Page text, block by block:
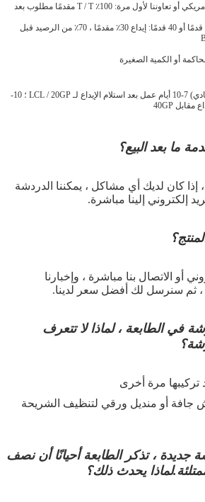
الكمية أقل من 5000 دولار أمريكي أو تعاوننا لأول مرة: 100٪ T / T مقدمًا مطلوب بعد
وصلت الكمية إلى حاوية 20 قدمًا أو 40 قدمًا: إيداع 30٪ مقدمًا ، 70٪ من الرصيد قبل
أو الكمية الصغيرة
وقت التسليم: (للنموذج العادي) 7-10 أيام عمل بعد استلام الإيداع لـ LCL / 20GP ؛ 10-
إذا كان لديك أي مشاكل ، يمكننا الدردشة
إلكتروني إلينا مباشرة.
أو الاتصال بنا مباشرة ، وإخبارنا
، ثم سنرسل لك أفضل سعر لدينا.
في الطابعة ، لماذا لا تتعرف
مرة أخرى
أو منديل ورقي لتنظيف الشريحة
، تذكر الطابعة أحيانًا أن نصف
يحدث ذلك؟